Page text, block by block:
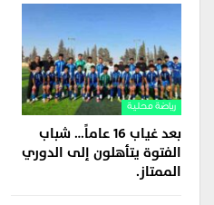
رياضة محلية
بعد غياب 16 عاماً… شباب
الفتوة يتأهلون إلى الدوري
الممتاز.